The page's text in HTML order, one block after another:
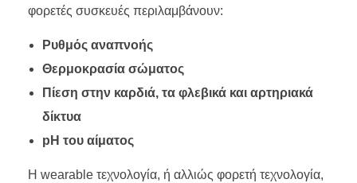
φορετές συσκευές περιλαμβάνουν:
Ρυθμός αναπνοής
Θερμοκρασία σώματος
Πίεση στην καρδιά, τα φλεβικά και αρτηριακά
δίκτυα
pH του αίματος
Η wearable τεχνολογία, ή αλλιώς φορετή τεχνολογία,